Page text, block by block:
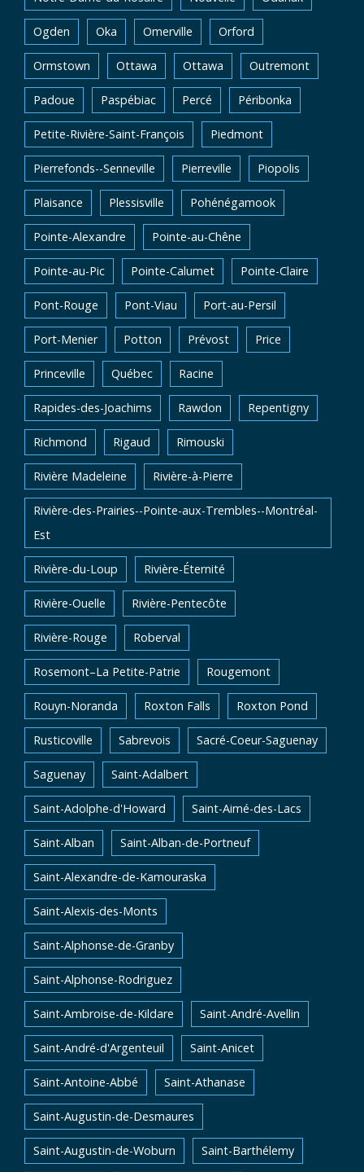
Ogden Oka Omerville Orford
Ormstown Ottawa Ottawa Outremont
Padoue Paspébiac Percé Péribonka
Petite-Rivière-Saint-François Piedmont
Pierrefonds--Senneville Pierreville Piopolis
Plaisance Plessisville Pohénégamook
Pointe-Alexandre Pointe-au-Chêne
Pointe-au-Pic Pointe-Calumet Pointe-Claire
Pont-Rouge Pont-Viau Port-au-Persil
Port-Menier Potton Prévost Price
Princeville Québec Racine
Rapides-des-Joachims Rawdon Repentigny
Richmond Rigaud Rimouski
Rivière Madeleine Rivière-à-Pierre
Rivière-des-Prairies--Pointe-aux-Trembles--Montréal-
Est
Rivière-du-Loup Rivière-Éternité
Rivière-Ouelle Rivière-Pentecôte
Rivière-Rouge Roberval
Rosemont–La Petite-Patrie Rougemont
Rouyn-Noranda Roxton Falls Roxton Pond
Rusticoville Sabrevois Sacré-Coeur-Saguenay
Saguenay Saint-Adalbert
Saint-Adolphe-d'Howard Saint-Aimé-des-Lacs
Saint-Alban Saint-Alban-de-Portneuf
Saint-Alexandre-de-Kamouraska
Saint-Alexis-des-Monts
Saint-Alphonse-de-Granby
Saint-Alphonse-Rodriguez
Saint-Ambroise-de-Kildare Saint-André-Avellin
Saint-André-d'Argenteuil Saint-Anicet
Saint-Antoine-Abbé Saint-Athanase
Saint-Augustin-de-Desmaures
Saint-Augustin-de-Woburn Saint-Barthélemy